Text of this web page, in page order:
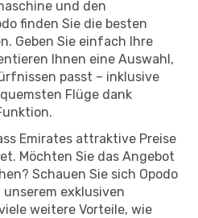
und den
finden Sie die besten
Geben Sie einfach Ihre
Ihnen eine Auswahl,
passt – inklusive
Flüge dank
Emirates attraktive Preise
Möchten Sie das Angebot
Schauen Sie sich Opodo
unserem exklusiven
weitere Vorteile, wie